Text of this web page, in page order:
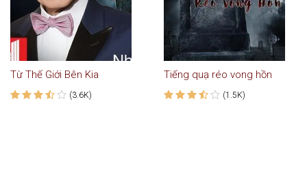
Từ Thế Giới Bên Kia
(3.6K)
Tiếng quạ réo vong hồn
(1.5K)